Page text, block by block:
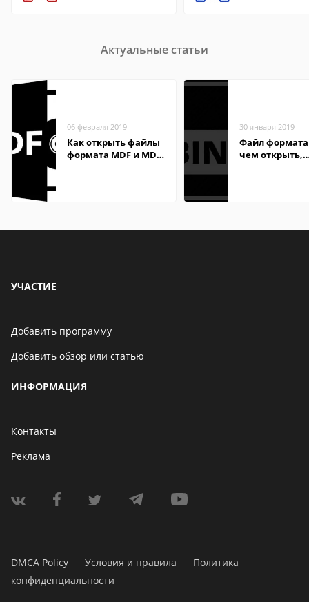
Актуальные статьи
06 февраля 2019
Как открыть файлы
формата MDF и MDS
30 января 2019
Файл формата
чем открыть,
УЧАСТИЕ
Добавить программу
Добавить обзор или статью
ИНФОРМАЦИЯ
Контакты
Реклама
DMCA Policy Условия и правила
Политика
конфиденциальности